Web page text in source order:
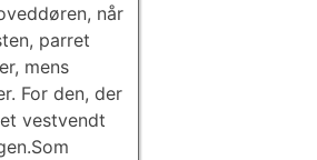
når
parret
mens
For den, der
vestvendt